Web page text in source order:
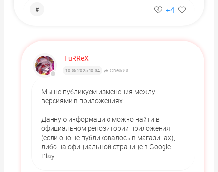
# +4
FuRReX
10.05.2025 10:34 Свежий
Мы не публикуем изменения между
версиями в приложениях.
Данную информацию можно найти в
официальном репозитории приложения
(если оно не публиковалось в магазинах),
либо на официальной странице в Google
Play.